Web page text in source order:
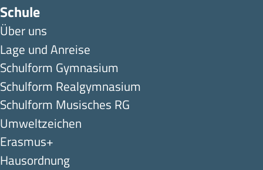
Schule
Über uns
Lage und Anreise
Schulform Gymnasium
Schulform Realgymnasium
Schulform Musisches RG
Umweltzeichen
Erasmus+
Hausordnung